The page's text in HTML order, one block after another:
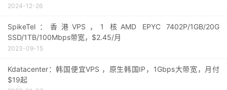
2024-12-26
SpikeTel：香港VPS，1 核AMD EPYC 7402P/1GB/20G
SSD/1TB/100Mbps带宽，$2.45/月
2023-09-15
Kdatacenter：韩国便宜VPS ，原生韩国IP，1Gbps大带宽，月付
$19起